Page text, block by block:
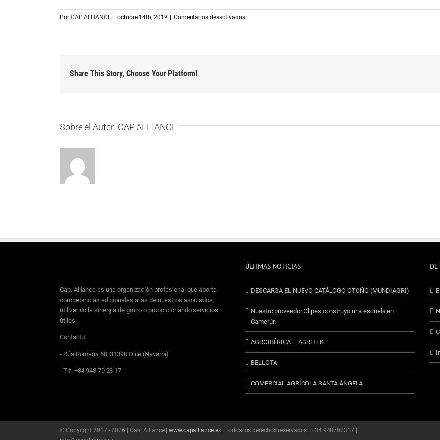
Por CAP ALLIANCE octubre 14th, 2019 Comentarios desactivadosen
1958166
Share This Story, Choose Your Platform!
Sobre el Autor: CAP ALLIANCE
Cap. Alliance es una organización profesional que aporta
competencias adicionales a las de nuestros asociados,
utilizando la sinergia de grupo o proporcionando servicios
útiles.
Contacto:
- Rúa Romana 58, 31390 Olite (Navarra)
- Tlf. +34 948 70 23 17
ÚLTIMAS NOTICIAS
DESCARGA EL NUEVO CATÁLOGO OTOÑO (MUNDIAGRI)
Nuestro proveedor Olipes construyó una escuela en
Camerún
AGROIBÉRICA – AGRITEK
BELLOTA
COMERCIAL AGRÍCOLA SANTA ÁNGELA
DE
© Copyright 2017 - 2026 | Cap. Alliance | www.capalliance.es | Todos los derechos reservados | +34 948702317 |